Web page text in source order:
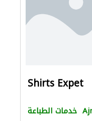
Shirts Expet
خدمات الطباعة